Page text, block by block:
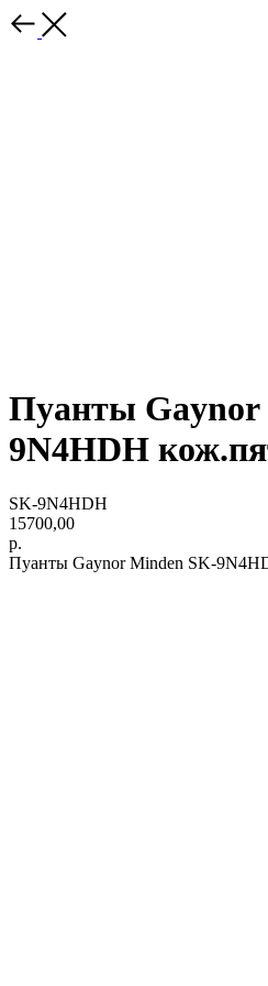
Пуанты Gaynor
9N4HDH
SK-9N4HDH
15700,00
р.
Пуанты Gaynor Minden SK-